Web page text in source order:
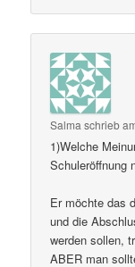
Salma schrieb
1)Welche
Schuleröffnung
Er möchte das
und die
werden sollen,
ABER man